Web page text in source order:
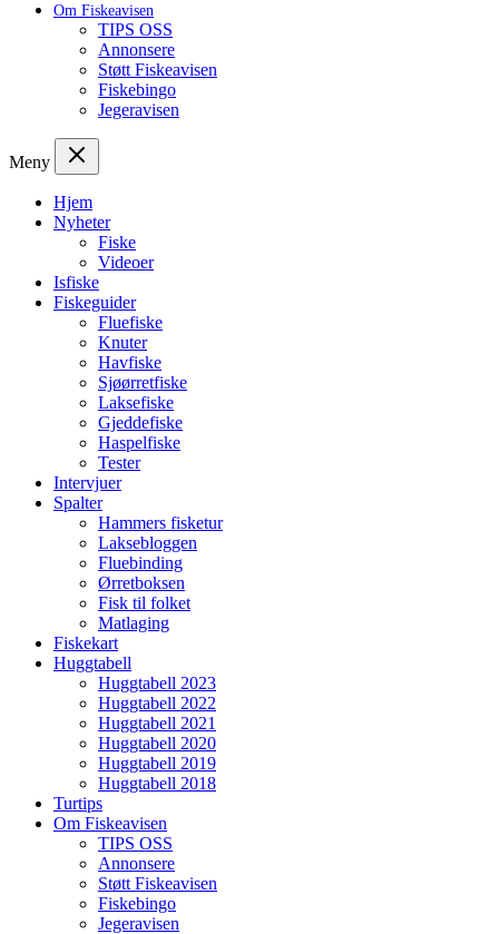
Om Fiskeavisen
TIPS OSS
Annonsere
Støtt Fiskeavisen
Fiskebingo
Jegeravisen
Meny
Hjem
Nyheter
Fiske
Videoer
Isfiske
Fiskeguider
Fluefiske
Knuter
Havfiske
Sjøørretfiske
Laksefiske
Gjeddefiske
Haspelfiske
Tester
Intervjuer
Spalter
Hammers fisketur
Laksebloggen
Fluebinding
Ørretboksen
Fisk til folket
Matlaging
Fiskekart
Huggtabell
Huggtabell 2023
Huggtabell 2022
Huggtabell 2021
Huggtabell 2020
Huggtabell 2019
Huggtabell 2018
Turtips
Om Fiskeavisen
TIPS OSS
Annonsere
Støtt Fiskeavisen
Fiskebingo
Jegeravisen